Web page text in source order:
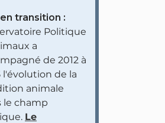
transition :
Politique
a
de 2012 à
l'évolution de la
animale
le champ
Le